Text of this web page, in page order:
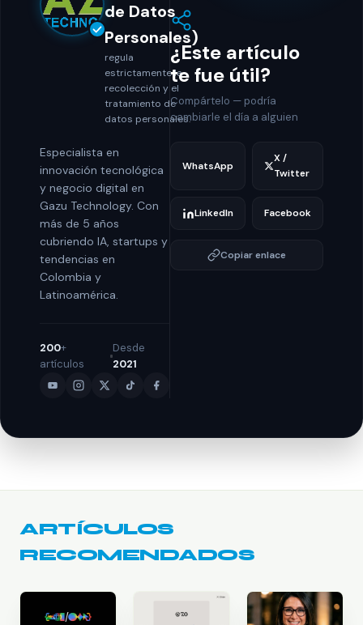
de Datos
Personales)
regula
estrictamente la
recolección y el
tratamiento de
datos personales.
Especialista en
innovación tecnológica
y negocio digital en
Gazu Technology. Con
más de 5 años
cubriendo IA, startups y
tendencias en
Colombia y
Latinoamérica.
200+
artículos
Desde
2021
¿Este artículo
te fue útil?
Compártelo — podría
cambiarle el día a alguien
WhatsApp
X /
Twitter
LinkedIn Facebook
Copiar enlace
ARTÍCULOS
RECOMENDADOS